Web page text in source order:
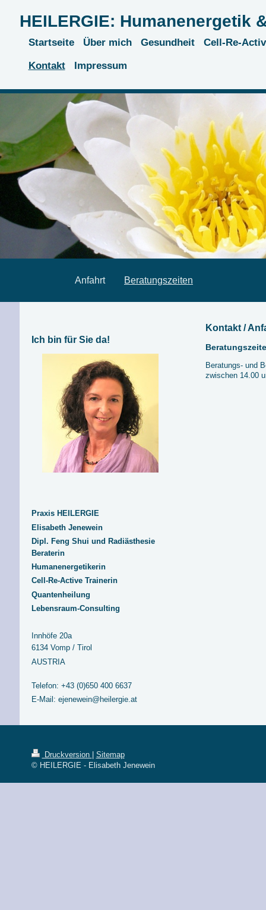
HEILERGIE: Humanenergetik
Startseite Über mich Gesundheit Cell-Re-
Kontakt Impressum
Anfahrt Beratungszeiten
Kontakt /
Beratungs- und
zwischen 14.00
Ich bin für Sie da!
Praxis HEILERGIE
Elisabeth Jenewein
Dipl. Feng Shui und Radiästhesie
Beraterin
Humanenergetikerin
Cell-Re-Active Trainerin
Quantenheilung
Lebensraum-Consulting
Innhöfe 20a
6134 Vomp / Tirol
AUSTRIA
Telefon: +43 (0)650 400 6637
E-Mail: ejenewein@heilergie.at
Druckversion
Sitemap
© HEILERGIE - Elisabeth Jenewein